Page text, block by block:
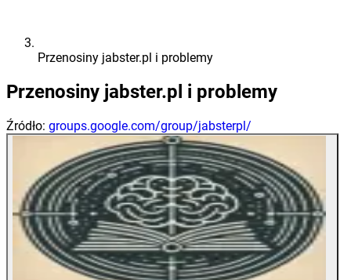
Przenosiny jabster.pl i problemy
Przenosiny jabster.pl i problemy
Źródło: groups.google.com/group/jabsterpl/